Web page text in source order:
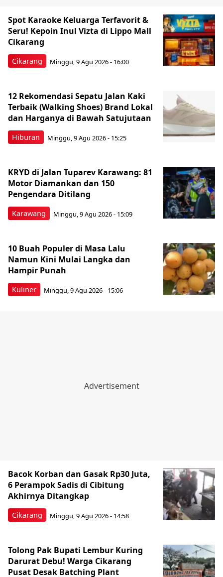
Cikarang
Spot Karaoke Keluarga Terfavorit &
Seru! Kepoin Inul Vizta di Lippo Mall
Cikarang
Minggu, 9 Agu 2026 - 16:00
Hiburan
12 Rekomendasi Sepatu Jalan Kaki
Terbaik (Walking Shoes) Brand Lokal
dan Harganya di Bawah Satujutaan
Minggu, 9 Agu 2026 - 15:25
Karawang
KRYD di Jalan Tuparev Karawang: 81
Motor Diamankan dan 150
Pengendara Ditilang
Minggu, 9 Agu 2026 - 15:09
Kuliner
10 Buah Populer di Masa Lalu
Namun Kini Mulai Langka dan
Hampir Punah
Minggu, 9 Agu 2026 - 15:06
Cikarang
Bacok Korban dan Gasak Rp30 Juta,
6 Perampok Sadis di Cibitung
Akhirnya Ditangkap
Minggu, 9 Agu 2026 - 14:58
Tolong Pak Bupati Lembur Kuring
Darurat Debu! Warga Cikarang
Pusat Desak Batching Plant